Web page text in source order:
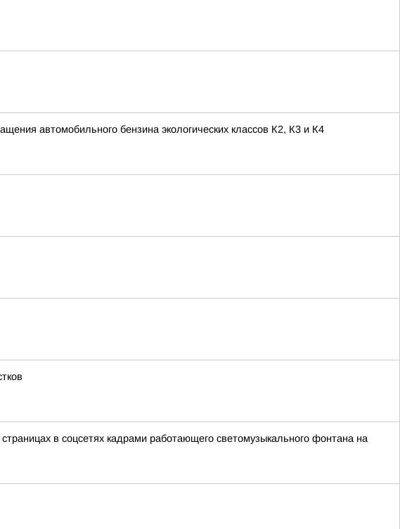
автомобильного бензина экологических классов К2, К3 и К4
в соцсетях кадрами работающего светомузыкального фонтана на